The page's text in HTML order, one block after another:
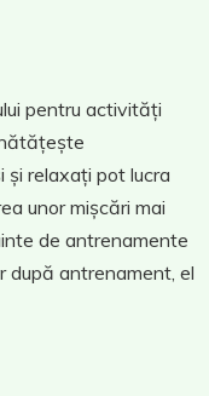
pentru activități
și relaxați pot lucra
unor mișcări mai
de antrenamente
după antrenament, el